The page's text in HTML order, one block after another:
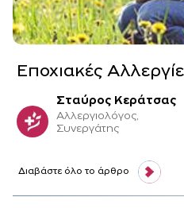
Εποχιακές
Σταύρος Κεράτσας
Αλλεργιολόγος,
Συνεργάτης
Διαβάστε όλο το άρθρο